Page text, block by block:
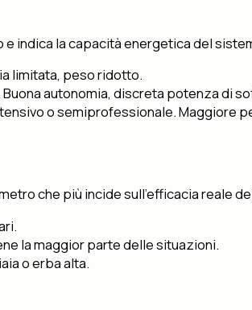
indica la capacità energetica del
limitata, peso ridotto.
autonomia, discreta potenza di
o semiprofessionale. Maggiore
che più incide sull’efficacia reale
la maggior parte delle situazioni.
o erba alta.